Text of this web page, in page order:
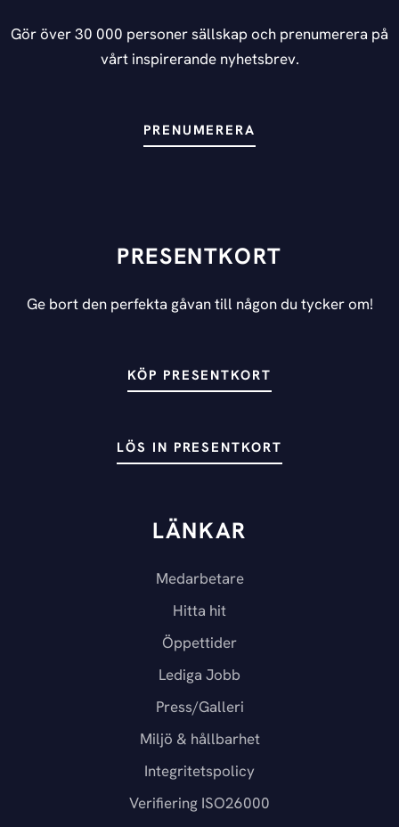
Gör över 30 000 personer sällskap och prenumerera på
vårt inspirerande nyhetsbrev.
PRENUMERERA
PRESENTKORT
Ge bort den perfekta gåvan till någon du tycker om!
KÖP PRESENTKORT
LÖS IN PRESENTKORT
LÄNKAR
Medarbetare
Hitta hit
Öppettider
Lediga Jobb
Press/Galleri
Miljö & hållbarhet
Integritetspolicy
Verifiering ISO26000